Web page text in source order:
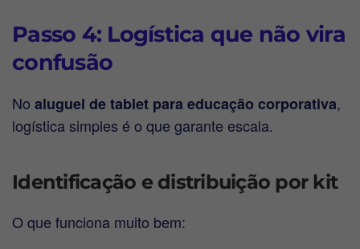
Passo 4: Logística que não vira
confusão
No aluguel de tablet para educação corporativa,
logística simples é o que garante escala.
Identificação e distribuição por kit
O que funciona muito bem: